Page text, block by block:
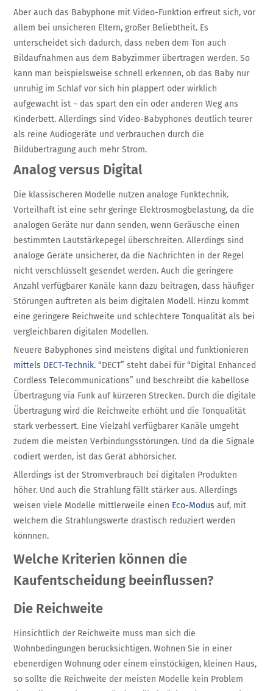
Aber auch das Babyphone mit Video-Funktion erfreut sich, vor
allem bei unsicheren Eltern, großer Beliebtheit. Es
unterscheidet sich dadurch, dass neben dem Ton auch
Bildaufnahmen aus dem Babyzimmer übertragen werden. So
kann man beispielsweise schnell erkennen, ob das Baby nur
unruhig im Schlaf vor sich hin plappert oder wirklich
aufgewacht ist – das spart den ein oder anderen Weg ans
Kinderbett. Allerdings sind Video-Babyphones deutlich teurer
als reine Audiogeräte und verbrauchen durch die
Bildübertragung auch mehr Strom.
Analog versus Digital
Die klassischeren Modelle nutzen analoge Funktechnik.
Vorteilhaft ist eine sehr geringe Elektrosmogbelastung, da die
analogen Geräte nur dann senden, wenn Geräusche einen
bestimmten Lautstärkepegel überschreiten. Allerdings sind
analoge Geräte unsicherer, da die Nachrichten in der Regel
nicht verschlüsselt gesendet werden. Auch die geringere
Anzahl verfügbarer Kanäle kann dazu beitragen, dass häufiger
Störungen auftreten als beim digitalen Modell. Hinzu kommt
eine geringere Reichweite und schlechtere Tonqualität als bei
vergleichbaren digitalen Modellen.
Neuere Babyphones sind meistens digital und funktionieren
mittels DECT-Technik. “DECT” steht dabei für “Digital Enhanced
Cordless Telecommunications” und beschreibt die kabellose
Übertragung via Funk auf kürzeren Strecken. Durch die digitale
Übertragung wird die Reichweite erhöht und die Tonqualität
stark verbessert. Eine Vielzahl verfügbarer Kanäle umgeht
zudem die meisten Verbindungsstörungen. Und da die Signale
codiert werden, ist das Gerät abhörsicher.
Allerdings ist der Stromverbrauch bei digitalen Produkten
höher. Und auch die Strahlung fällt stärker aus. Allerdings
weisen viele Modelle mittlerweile einen Eco-Modus auf, mit
welchem die Strahlungswerte drastisch reduziert werden
könnnen.
Welche Kriterien können die
Kaufentscheidung beeinflussen?
Die Reichweite
Hinsichtlich der Reichweite muss man sich die
Wohnbedingungen berücksichtigen. Wohnen Sie in einer
ebenerdigen Wohnung oder einem einstöckigen, kleinen Haus,
so sollte die Reichweite der meisten Modelle kein Problem